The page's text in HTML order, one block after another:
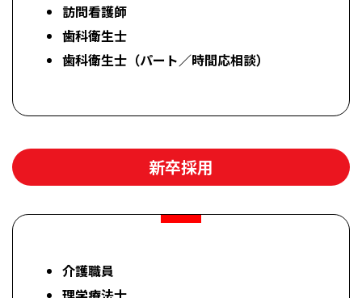
訪問看護師
歯科衛生士
歯科衛生士（パート／時間応相談）
新卒採用
介護職員